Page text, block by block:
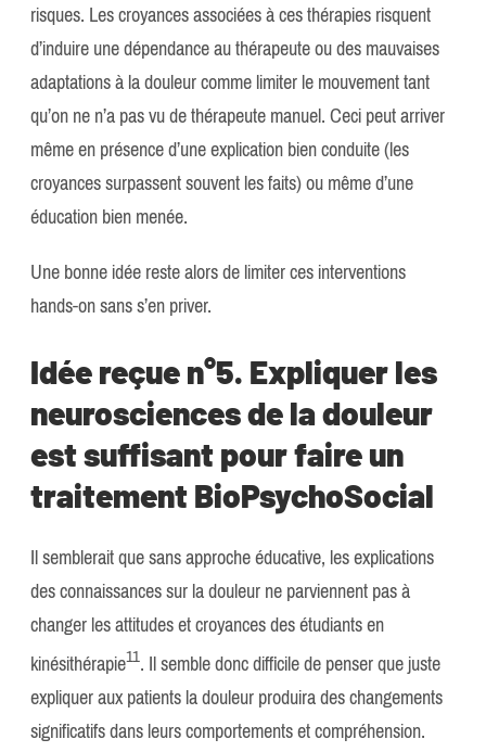
risques. Les croyances associées à ces thérapies risquent
d’induire une dépendance au thérapeute ou des mauvaises
adaptations à la douleur comme limiter le mouvement tant
qu’on ne n’a pas vu de thérapeute manuel. Ceci peut arriver
même en présence d’une explication bien conduite (les
croyances surpassent souvent les faits) ou même d’une
éducation bien menée.
Une bonne idée reste alors de limiter ces interventions
hands-on sans s’en priver.
Idée reçue n°5. Expliquer les
neurosciences de la douleur
est suffisant pour faire un
traitement BioPsychoSocial
Il semblerait que sans approche éducative, les explications
des connaissances sur la douleur ne parviennent pas à
changer les attitudes et croyances des étudiants en
kinésithérapie​11​. Il semble donc difficile de penser que juste
expliquer aux patients la douleur produira des changements
significatifs dans leurs comportements et compréhension.